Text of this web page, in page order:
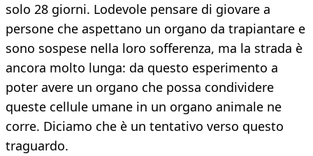
solo 28 giorni. Lodevole pensare di giovare a
persone che aspettano un organo da trapiantare e
sono sospese nella loro sofferenza, ma la strada è
ancora molto lunga: da questo esperimento a
poter avere un organo che possa condividere
queste cellule umane in un organo animale ne
corre. Diciamo che è un tentativo verso questo
traguardo.